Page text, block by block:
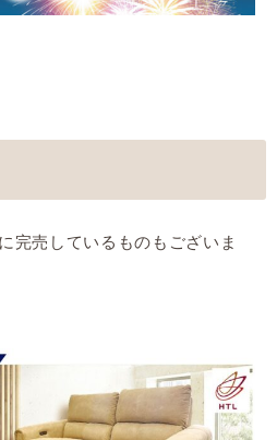
完売しているものもございま